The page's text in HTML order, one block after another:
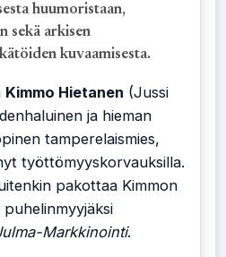
huumoristaan,
sekä arkisen
kuvaamisesta.
Kimmo Hietanen (Jussi
ja hieman
tamperelaismies,
työttömyyskorvauksilla.
pakottaa Kimmon
Markkinointi.